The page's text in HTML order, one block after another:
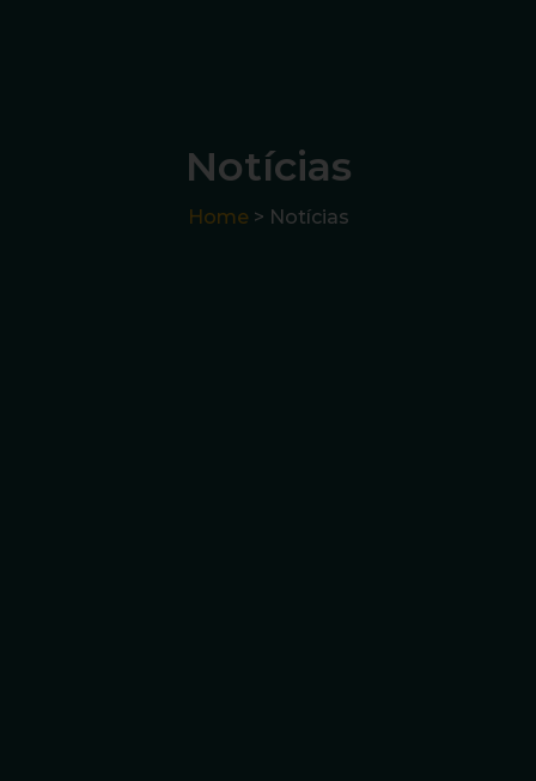
Notícias
Home > Notícias